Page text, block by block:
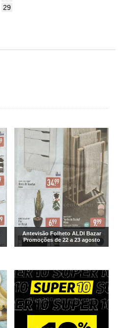
29
Antevisão Folheto ALDI Bazar
Promoções de 22 a 23 agosto